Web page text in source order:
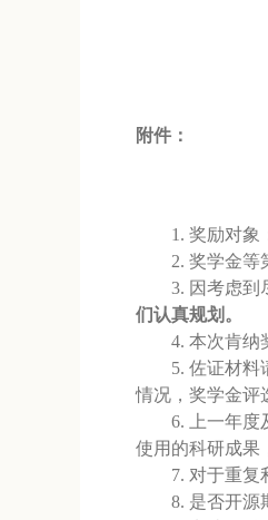
附件：
1. 奖励对象
2. 奖学金等
3. 因考虑到
们认真规划。
4. 本次肯纳
5. 佐证材料
情况，奖学金评
6.
上一年
使用的科研成果
7. 对于重复
8. 是否开源